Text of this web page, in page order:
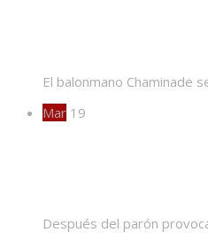
El balonmano Chaminade
Mar 19
Después del parón